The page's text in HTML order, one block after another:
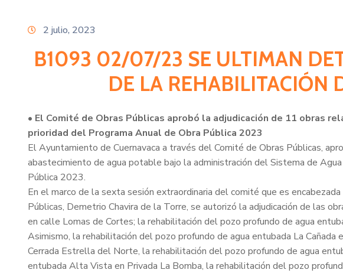
2 julio, 2023
B1093 02/07/23 SE ULTIMAN
DE LA REHABILITACIÓN
• El Comité de Obras Públicas aprobó la adjudicación de 11 obras
prioridad del Programa Anual de Obra Pública 2023
El Ayuntamiento de Cuernavaca a través del Comité de Obras Públicas,
abastecimiento de agua potable bajo la administración del Sistema de
Pública 2023.
En el marco de la sexta sesión extraordinaria del comité que es
Públicas, Demetrio Chavira de la Torre, se autorizó la adjudicación de las
en calle Lomas de Cortes; la rehabilitación del pozo profundo de agua
Asimismo, la rehabilitación del pozo profundo de agua entubada La
Cerrada Estrella del Norte, la rehabilitación del pozo profundo de agua
entubada Alta Vista en Privada La Bomba, la rehabilitación del pozo